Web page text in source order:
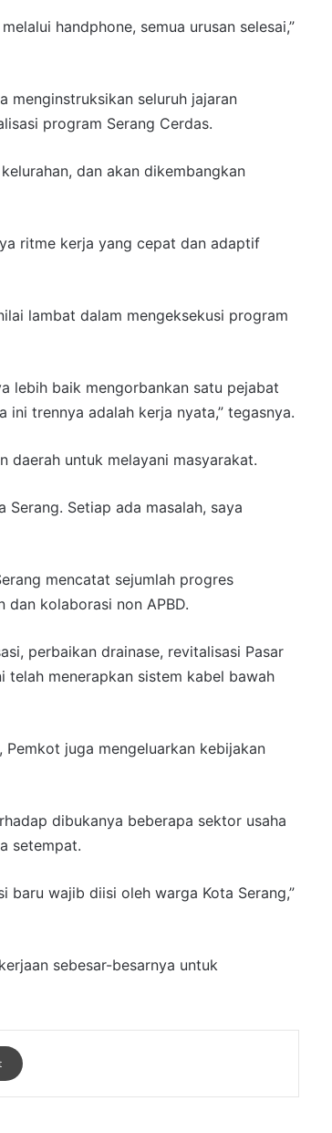
handphone, semua urusan selesai,”
menginstruksikan seluruh jajaran
program Serang Cerdas.
dan akan dikembangkan
ritme kerja yang cepat dan adaptif
lambat dalam mengeksekusi program
lebih baik mengorbankan satu pejabat
trennya adalah kerja nyata,” tegasnya.
daerah untuk melayani masyarakat.
Serang. Setiap ada masalah, saya
mencatat sejumlah progres
kolaborasi non APBD.
perbaikan drainase, revitalisasi Pasar
telah menerapkan sistem kabel bawah
juga mengeluarkan kebijakan
dibukanya beberapa sektor usaha
setempat.
baru wajib diisi oleh warga Kota Serang,”
sebesar-besarnya untuk